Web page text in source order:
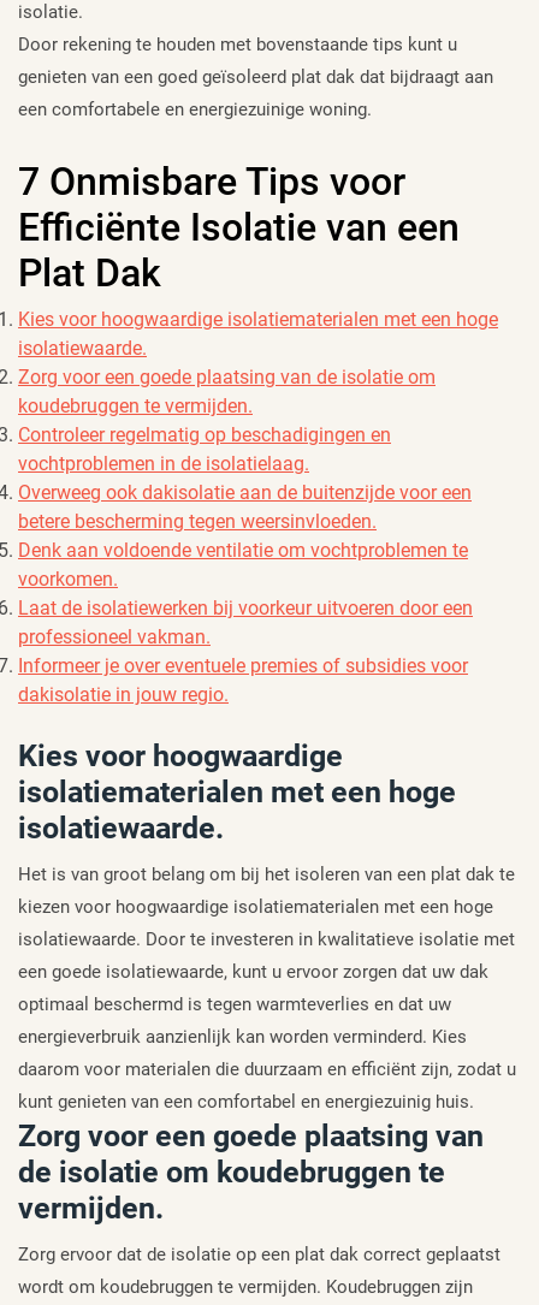
isolatie.
Door rekening te houden met bovenstaande tips kunt u
genieten van een goed geïsoleerd plat dak dat bijdraagt aan
een comfortabele en energiezuinige woning.
7 Onmisbare Tips voor
Efficiënte Isolatie van een
Plat Dak
Kies voor hoogwaardige isolatiematerialen met een hoge
isolatiewaarde.
Zorg voor een goede plaatsing van de isolatie om
koudebruggen te vermijden.
Controleer regelmatig op beschadigingen en
vochtproblemen in de isolatielaag.
Overweeg ook dakisolatie aan de buitenzijde voor een
betere bescherming tegen weersinvloeden.
Denk aan voldoende ventilatie om vochtproblemen te
voorkomen.
Laat de isolatiewerken bij voorkeur uitvoeren door een
professioneel vakman.
Informeer je over eventuele premies of subsidies voor
dakisolatie in jouw regio.
Kies voor hoogwaardige
isolatiematerialen met een hoge
isolatiewaarde.
Het is van groot belang om bij het isoleren van een plat dak te
kiezen voor hoogwaardige isolatiematerialen met een hoge
isolatiewaarde. Door te investeren in kwalitatieve isolatie met
een goede isolatiewaarde, kunt u ervoor zorgen dat uw dak
optimaal beschermd is tegen warmteverlies en dat uw
energieverbruik aanzienlijk kan worden verminderd. Kies
daarom voor materialen die duurzaam en efficiënt zijn, zodat u
kunt genieten van een comfortabel en energiezuinig huis.
Zorg voor een goede plaatsing van
de isolatie om koudebruggen te
vermijden.
Zorg ervoor dat de isolatie op een plat dak correct geplaatst
wordt om koudebruggen te vermijden. Koudebruggen zijn